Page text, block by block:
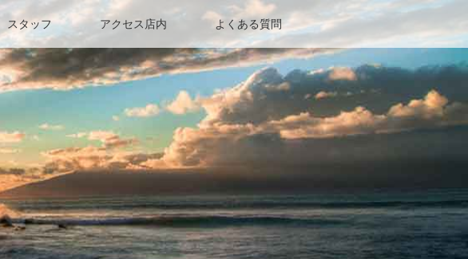
スタッフ アクセス店内 よくある質問